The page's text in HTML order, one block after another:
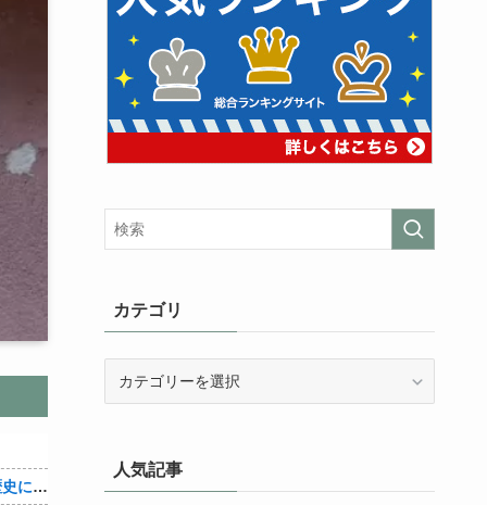
織田信雄って、「織田信雄はバカ」と歴史に書かれているが今まで家が残っているんでバカではないよな？
カテゴリ
人気記事